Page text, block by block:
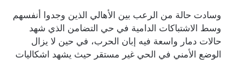
وسادت حالة من الرعب بين الأهالي الذين وجدوا أنفسهم
وسط الاشتباكات الدامية في حي التضامن الذي شهد
حالات دمار واسعة فيه إبان الحرب، في حين لا يزال
الوضع الأمني في الحي غير مستقر حيث يشهد اشكاليات